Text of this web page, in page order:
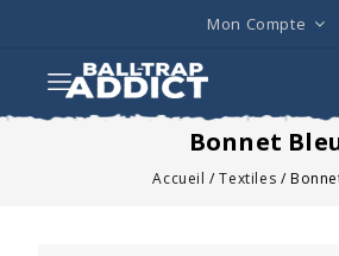
Mon Compte
Bonnet
Accueil /Textiles /